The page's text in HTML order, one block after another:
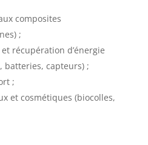
composites
;
récupération d’énergie
batteries, capteurs) ;
;
et cosmétiques (biocolles,